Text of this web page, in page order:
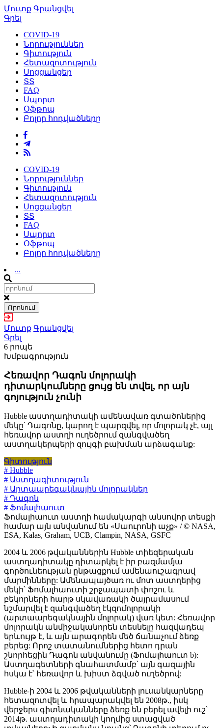
Մուտք Գրանցվել
Գրել
COVID-19
Նորություններ
Գիտություն
Հետազոտություն
Սոցցանցեր
ՏՏ
FAQ
Սպորտ
Օֆթոպ
Բոլոր հոդվածները
COVID-19
Նորություններ
Գիտություն
Հետազոտություն
Սոցցանցեր
ՏՏ
FAQ
Սպորտ
Օֆթոպ
Բոլոր հոդվածները
...
Որոնում
Մուտք Գրանցվել
Գրել
6 րոպե
Խմբագրություն
Հեռավոր Դագոն մոլորակի
դիտարկումները ցույց են տվել, որ այն
գոյություն չունի
Hubble աստղադիտակի ամենավառ գտածոներից
մեկը՝ Դագոնը, կարող է պարզվել, որ մոլորակ չէ, այլ
հեռավոր աստղի ուղեծրում զանգվածեղ
աստղակերպերի զույգի բախման արձագանք:
Գիտություն
# Hubble
# Աստղագիտություն
# Արտաարեգակնային մոլորակներ
# Դագոն
# Ֆոմալհաուտ
Ֆոմալհաուտ աստղի համակարգի անսովոր տեսքի
համար այն անվանում են «Սաուրոնի աչք» / © NASA,
ESA, Kalas, Graham, UCB, Clampin, NASA, GSFC
2004 և 2006 թվականներին Hubble տիեզերական
աստղադիտակը դիտարկել է իր բազմամյա
գործունեության ընթացքում ամենաուշագրավ
մարմինները: Ամենապայծառ ու մոտ աստղերից
մեկի՝ Ֆոմալհաուտի շրջապատի փոշու և
բեկորների հարթ սկավառակի ծայրամասում
նշմարվել է զանգվածեղ էկզոմոլորակի
(արտաարեգակնային մոլորակ) վառ կետ: Հեռավոր
մոլորակն անմիջականորեն տեսնելը հազվադեպ
երևույթ է, և այն արագորեն մեծ ճանաչում ձեռք
բերեց: Որոշ տատանումներից հետո դրան
շնորհեցին Դագոն անվանումը (Ֆոմալհաուտ b):
Աստղագետների գնահատմամբ՝ այն գազային
հսկա է՝ հեռավոր և խիստ ձգված ուղեծրով:
Hubble-ի 2004 և 2006 թվականների լուսանկարները
հետազոտվել և հրապարակվել են 2008թ., իսկ
վերջերս գիտնականները ձեռք են բերել ավելի ուշ՝
2014թ. աստղադիտակի կողմից ստացված